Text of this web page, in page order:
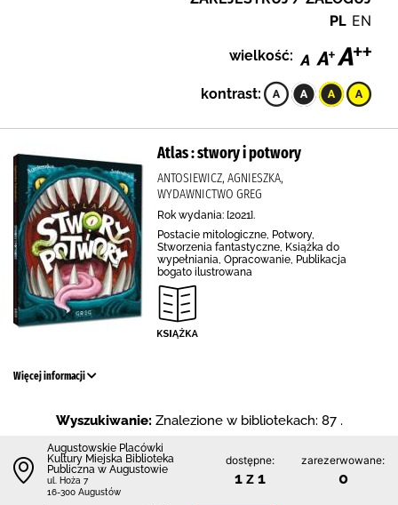
PL EN
wielkość:
kontrast:
Atlas : stwory i potwory
ANTOSIEWICZ, AGNIESZKA,
WYDAWNICTWO GREG
Rok wydania: [2021].
Postacie mitologiczne, Potwory,
Stworzenia fantastyczne, Książka do
wypełniania, Opracowanie, Publikacja
bogato ilustrowana
Więcej informacji
Wyszukiwanie: Znalezione w bibliotekach: 87 .
Augustowskie Placówki
Kultury Miejska Biblioteka
Publiczna w Augustowie
ul. Hoża 7
16-300 Augustów
dostępne:
1 z 1
zarezerwowane:
0